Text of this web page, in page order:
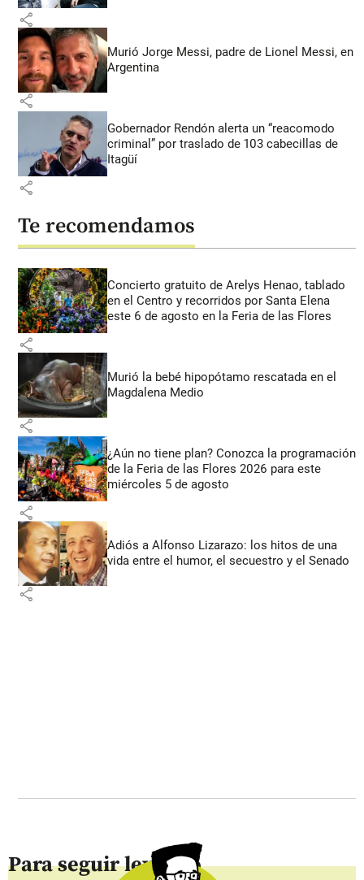
share
Murió Jorge Messi, padre de Lionel Messi, en
Argentina
share
Gobernador Rendón alerta un “reacomodo
criminal” por traslado de 103 cabecillas de
Itagüí
share
Te recomendamos
Concierto gratuito de Arelys Henao, tablado
en el Centro y recorridos por Santa Elena
este 6 de agosto en la Feria de las Flores
share
Murió la bebé hipopótamo rescatada en el
Magdalena Medio
share
¿Aún no tiene plan? Conozca la programación
de la Feria de las Flores 2026 para este
miércoles 5 de agosto
share
Adiós a Alfonso Lizarazo: los hitos de una
vida entre el humor, el secuestro y el Senado
share
Para seguir leyendo